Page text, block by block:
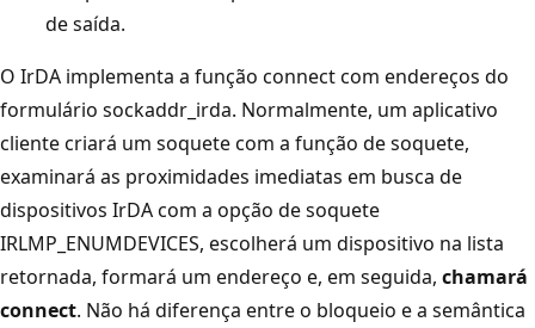
de saída.
O IrDA implementa a função connect com endereços do
formulário sockaddr_irda. Normalmente, um aplicativo
cliente criará um soquete com a função de soquete,
examinará as proximidades imediatas em busca de
dispositivos IrDA com a opção de soquete
IRLMP_ENUMDEVICES, escolherá um dispositivo na lista
retornada, formará um endereço e, em seguida, chamará
connect. Não há diferença entre o bloqueio e a semântica